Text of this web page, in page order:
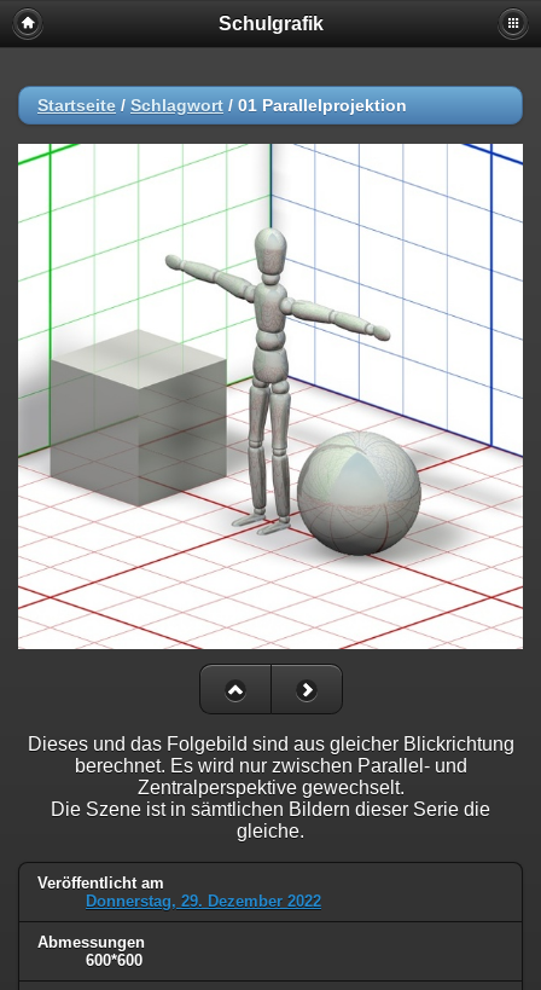
Schulgrafik
Startseite / Schlagwort / 01 Parallelprojektion
Dieses und das Folgebild sind aus gleicher Blickrichtung
berechnet. Es wird nur zwischen Parallel- und
Zentralperspektive gewechselt.
Die Szene ist in sämtlichen Bildern dieser Serie die
gleiche.
Veröffentlicht am
Donnerstag, 29. Dezember 2022
Abmessungen
600*600